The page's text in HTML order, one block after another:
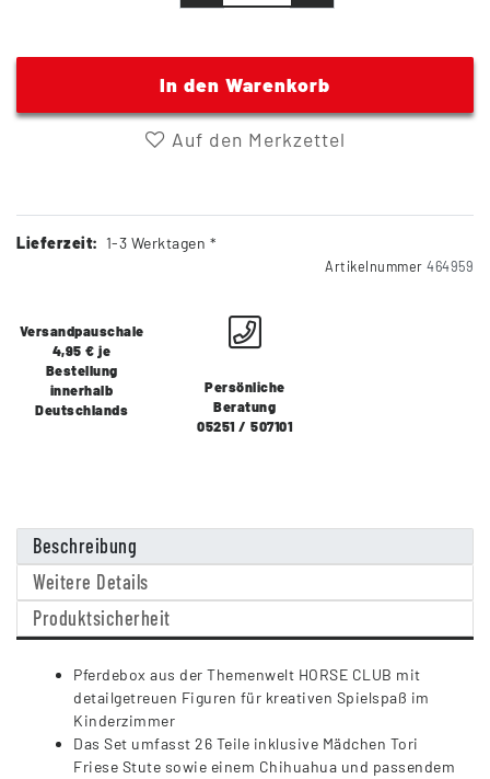
In den Warenkorb
Auf den Merkzettel
Lieferzeit: 1-3 Werktagen *
Artikelnummer 464959
Versandpauschale
4,95 € je
Bestellung
innerhalb
Deutschlands
Persönliche
Beratung
05251 / 507101
Beschreibung
Weitere Details
Produktsicherheit
Pferdebox aus der Themenwelt HORSE CLUB mit
detailgetreuen Figuren für kreativen Spielspaß im
Kinderzimmer
Das Set umfasst 26 Teile inklusive Mädchen Tori
Friese Stute sowie einem Chihuahua und passendem